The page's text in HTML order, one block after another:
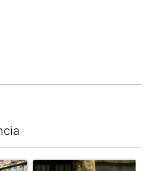
el título "Inflación y dólar: cuáles
Un artículo de tendencia con